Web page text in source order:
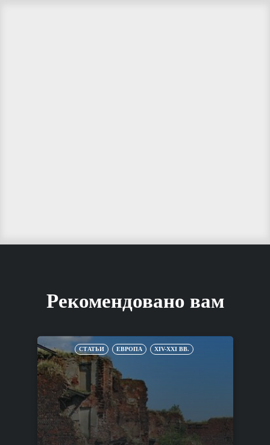
Рекомендовано вам
СТАТЬИ ЕВРОПА XIV-XXI ВВ.